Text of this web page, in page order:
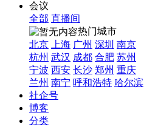
会议
全部 直播间
热门城市
北京
上海 广州 深圳 南京
杭州 武汉 成都 合肥 苏州
宁波 西安 长沙 郑州 重庆
兰州 南宁 呼和浩特 哈尔滨
社企号
博客
分类